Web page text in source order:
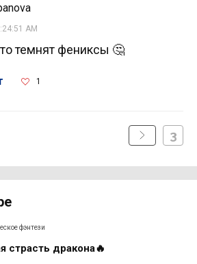
AM
темнят фениксы 🤔
1
3
фэнтези
страсть дракона🔥